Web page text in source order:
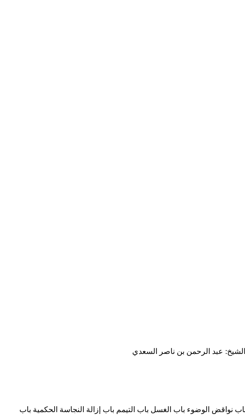
عبد الرحمن بن ناصر السعدي
نواقض الوضوء باب الغسل باب التيمم باب إزالة النجاسة الحكمية باب